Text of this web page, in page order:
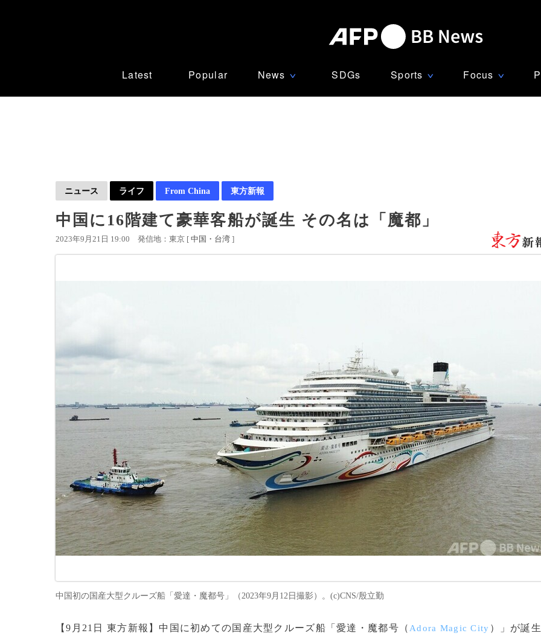
Latest Popular News ∨ SDGs Sports ∨ Focus ∨
ニュース ライフ From China 東方新報
中国に16階建て豪華客船が誕生 その名は「魔都」
2023年9月21日 19:00 発信地：東京 [ 中国・台湾 ]
中国初の国産大型クルーズ船「愛達・魔都号」（2023年9月12日撮影）。(c)CNS/殷立勤
【9月21日 東方新報】中国に初めての国産大型クルーズ船「愛達・魔都号（ Adora Magic City ）」が誕生